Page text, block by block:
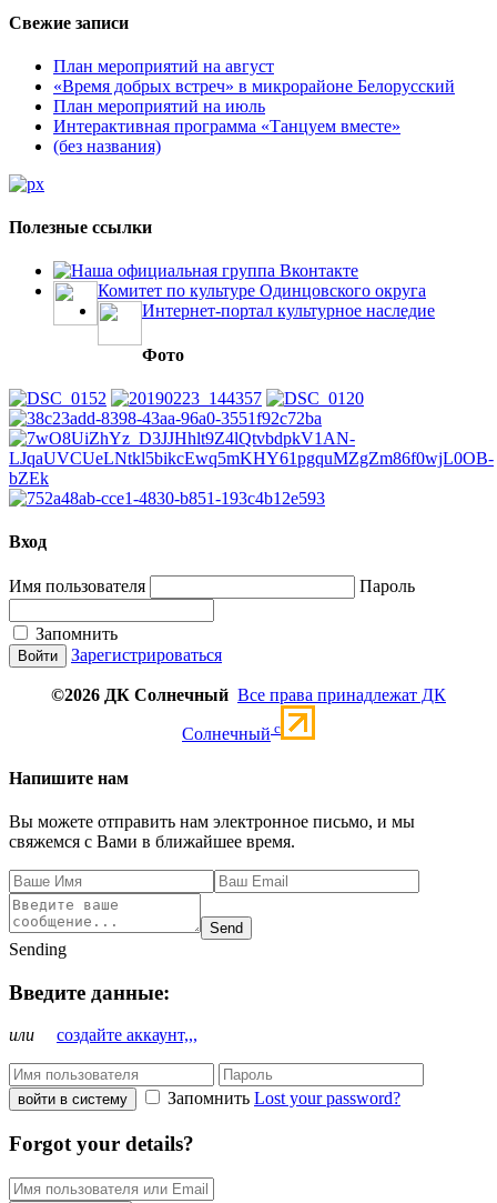
Свежие записи
План мероприятий на август
«Время добрых встреч» в микрорайоне Белорусский
План мероприятий на июль
Интерактивная программа «Танцуем вместе»
(без названия)
Полезные ссылки
Наша официальная группа Вконтакте
Комитет по культуре Одинцовского округа
Интернет-портал культурное наследие
Фото
Вход
Имя пользователя Пароль
Запомнить
Зарегистрироваться
©2026 ДК Солнечный Все права принадлежат ДК
Солнечный c
Напишите нам
Вы можете отправить нам электронное письмо, и мы
свяжемся с Вами в ближайшее время.
Send
Sending
Введите данные:
или создайте аккаунт,,,
войти в систему Запомнить Lost your password?
Forgot your details?